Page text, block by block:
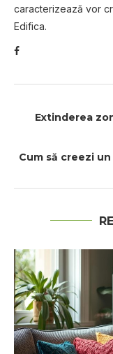
caracterizează vor
Edifica.
Extinderea
Cum să creezi